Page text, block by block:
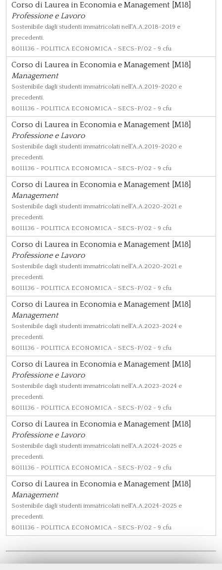
Corso di Laurea in Economia e Management [M18]
Professione e Lavoro
Sostenibile dagli studenti immatricolati nell'A.A.2018-2019 e
precedenti.
8011136 - POLITICA ECONOMICA - SECS-P/02 - 9 cfu
Corso di Laurea in Economia e Management [M18]
Management
Sostenibile dagli studenti immatricolati nell'A.A.2019-2020 e
precedenti.
8011136 - POLITICA ECONOMICA - SECS-P/02 - 9 cfu
Corso di Laurea in Economia e Management [M18]
Professione e Lavoro
Sostenibile dagli studenti immatricolati nell'A.A.2019-2020 e
precedenti.
8011136 - POLITICA ECONOMICA - SECS-P/02 - 9 cfu
Corso di Laurea in Economia e Management [M18]
Management
Sostenibile dagli studenti immatricolati nell'A.A.2020-2021 e
precedenti.
8011136 - POLITICA ECONOMICA - SECS-P/02 - 9 cfu
Corso di Laurea in Economia e Management [M18]
Professione e Lavoro
Sostenibile dagli studenti immatricolati nell'A.A.2020-2021 e
precedenti.
8011136 - POLITICA ECONOMICA - SECS-P/02 - 9 cfu
Corso di Laurea in Economia e Management [M18]
Management
Sostenibile dagli studenti immatricolati nell'A.A.2023-2024 e
precedenti.
8011136 - POLITICA ECONOMICA - SECS-P/02 - 9 cfu
Corso di Laurea in Economia e Management [M18]
Professione e Lavoro
Sostenibile dagli studenti immatricolati nell'A.A.2023-2024 e
precedenti.
8011136 - POLITICA ECONOMICA - SECS-P/02 - 9 cfu
Corso di Laurea in Economia e Management [M18]
Professione e Lavoro
Sostenibile dagli studenti immatricolati nell'A.A.2024-2025 e
precedenti.
8011136 - POLITICA ECONOMICA - SECS-P/02 - 9 cfu
Corso di Laurea in Economia e Management [M18]
Management
Sostenibile dagli studenti immatricolati nell'A.A.2024-2025 e
precedenti.
8011136 - POLITICA ECONOMICA - SECS-P/02 - 9 cfu